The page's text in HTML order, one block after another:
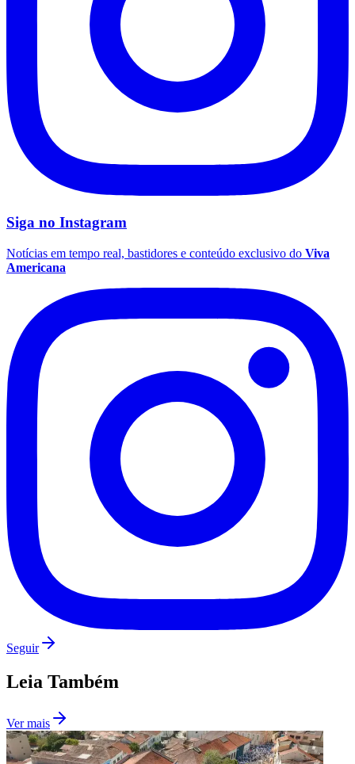
Siga no Instagram
Notícias em tempo real, bastidores e conteúdo exclusivo do Viva
Americana
Seguir
Leia Também
Ver mais